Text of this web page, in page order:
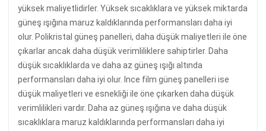
yüksek maliyetlidirler. Yüksek sıcaklıklara ve yüksek miktarda
güneş ışığına maruz kaldıklarında performansları daha iyi
olur. Polikristal güneş panelleri, daha düşük maliyetleri ile öne
çıkarlar ancak daha düşük verimliliklere sahiptirler. Daha
düşük sıcaklıklarda ve daha az güneş ışığı altında
performansları daha iyi olur. Ince film güneş panelleri ise
düşük maliyetleri ve esnekliği ile öne çıkarken daha düşük
verimlilikleri vardır. Daha az güneş ışığına ve daha düşük
sıcaklıklara maruz kaldıklarında performansları daha iyi